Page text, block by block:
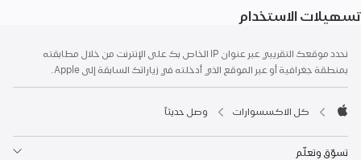
تسهيلات الاستخدام
نحدد موقعك التقريبي عبر عنوان IP الخاص بك على الإنترنت من خلال مطابقته
بمنطقة جغرافية أو عبر الموقع الذي أدخلته في زياراتك السابقة إلى Apple.
كل الاكسسوارات وصل حديثاً
تسوّق وتعلّم